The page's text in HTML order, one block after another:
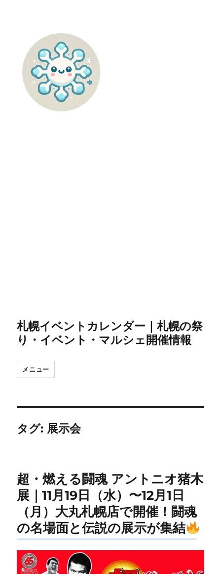
札幌イベントカレンダー｜札幌の祭
り・イベント・マルシェ開催情報
メニュー
タグ: 展示会
超・燃える闘魂 アントニオ猪木
展｜11月19日（水）〜12月1日
（月）大丸札幌店で開催！闘魂
の名場面と伝説の展示が集結